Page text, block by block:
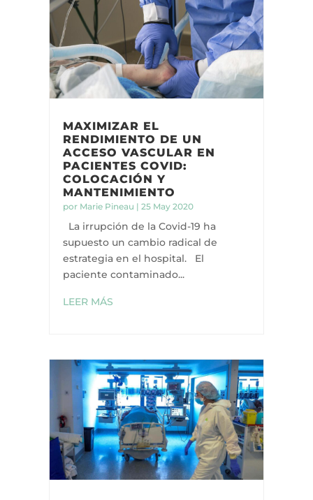
MAXIMIZAR EL
RENDIMIENTO DE UN
ACCESO VASCULAR EN
PACIENTES COVID:
COLOCACIÓN Y
MANTENIMIENTO
por Marie Pineau | 25 May 2020
La irrupción de la Covid-19 ha
supuesto un cambio radical de
estrategia en el hospital. El
paciente contaminado...
LEER MÁS